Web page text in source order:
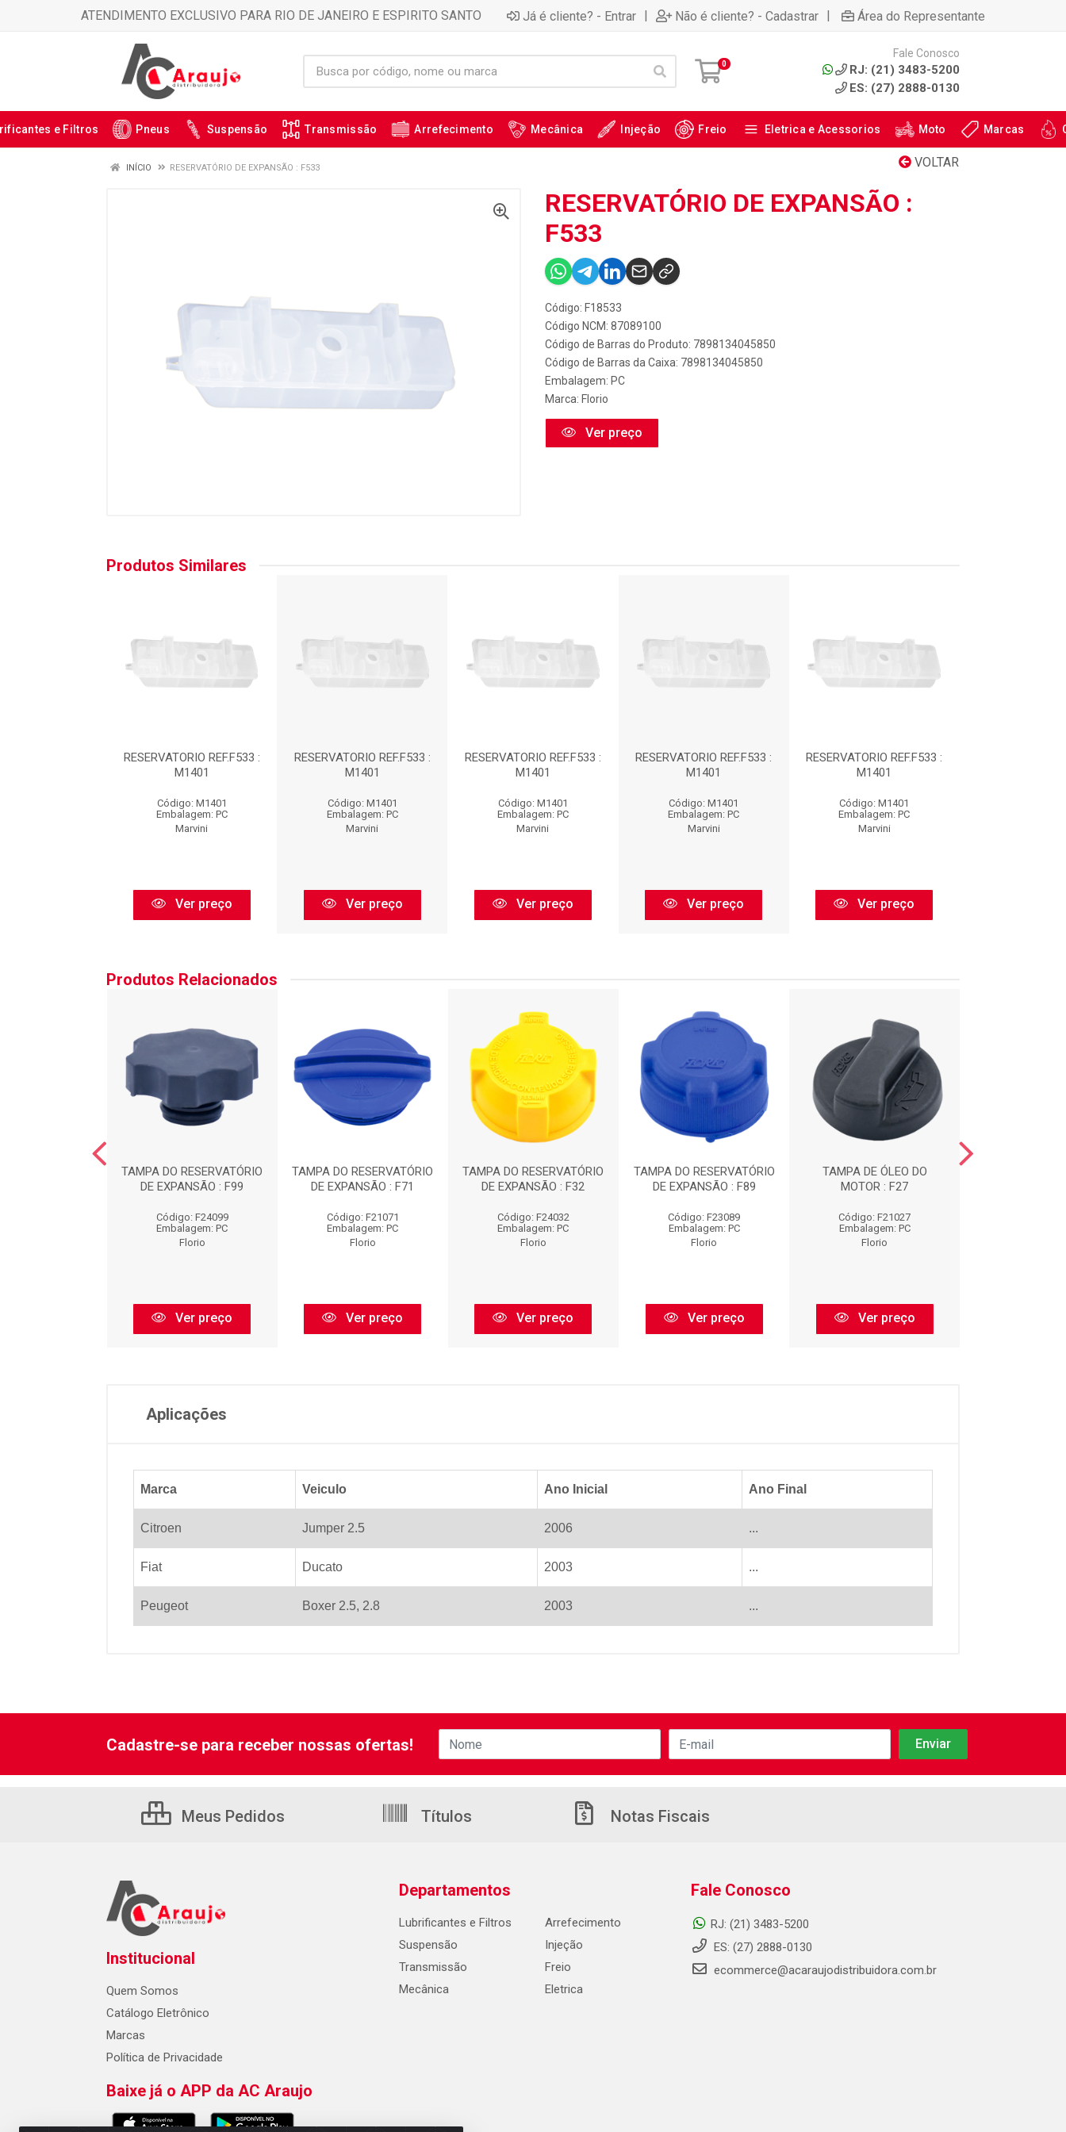
ATENDIMENTO EXCLUSIVO PARA RIO DE JANEIRO E ESPIRITO SANTO Já é cliente? - Entrar | Não é cliente? - Cadastrar | Área do Representante
0
Fale Conosco
RJ: (21) 3483-5200
ES: (27) 2888-0130
e Filtros Pneus Suspensão Transmissão Arrefecimento Mecânica Injeção Freio Eletrica e Acessorios Moto Marcas
VOLTAR
INÍCIO RESERVATÓRIO DE EXPANSÃO : F533
RESERVATÓRIO DE EXPANSÃO :
F533
Código: F18533
Código NCM: 87089100
Código de Barras do Produto: 7898134045850
Código de Barras da Caixa: 7898134045850
Embalagem: PC
Marca: Florio
Ver preço
Produtos Similares
RESERVATORIO REF.F533 :
M1401
Código: M1401
Embalagem: PC
Marvini
Ver preço
RESERVATORIO REF.F533 :
M1401
Código: M1401
Embalagem: PC
Marvini
Ver preço
RESERVATORIO REF.F533 :
M1401
Código: M1401
Embalagem: PC
Marvini
Ver preço
RESERVATORIO REF.F533 :
M1401
Código: M1401
Embalagem: PC
Marvini
Ver preço
RESERVATORIO REF.F533 :
M1401
Código: M1401
Embalagem: PC
Marvini
Ver preço
Produtos Relacionados
TAMPA DO RESERVATÓRIO
DE EXPANSÃO : F99
Código: F24099
Embalagem: PC
Florio
Ver preço
TAMPA DO RESERVATÓRIO
DE EXPANSÃO : F71
Código: F21071
Embalagem: PC
Florio
Ver preço
TAMPA DO RESERVATÓRIO
DE EXPANSÃO : F32
Código: F24032
Embalagem: PC
Florio
Ver preço
TAMPA DO RESERVATÓRIO
DE EXPANSÃO : F89
Código: F23089
Embalagem: PC
Florio
Ver preço
TAMPA DE ÓLEO DO
MOTOR : F27
Código: F21027
Embalagem: PC
Florio
Ver preço
Aplicações
Marca Veiculo Ano Inicial Ano Final
Citroen Jumper 2.5 2006 ...
Fiat Ducato 2003 ...
Peugeot Boxer 2.5, 2.8 2003 ...
Cadastre-se para receber nossas ofertas!
Meus Pedidos Títulos Notas Fiscais
Institucional
Quem Somos
Catálogo Eletrônico
Marcas
Política de Privacidade
Baixe já o APP da AC Araujo
Departamentos
Lubrificantes e Filtros
Suspensão
Transmissão
Mecânica
Arrefecimento
Injeção
Freio
Eletrica
Fale Conosco
RJ: (21) 3483-5200
ES: (27) 2888-0130
ecommerce@acaraujodistribuidora.com.br